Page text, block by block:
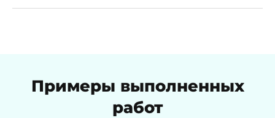
Примеры выполненных
работ